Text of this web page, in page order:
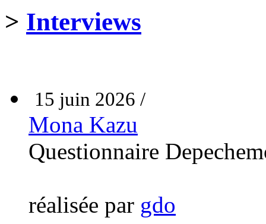
> Interviews
15 juin 2026 /
Mona Kazu
Questionnaire
réalisée par gdo